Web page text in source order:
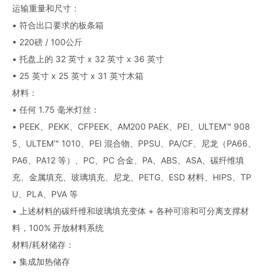
运输重量和尺寸：
• 符合出口要求的板条箱
• 220磅 / 100公斤
• 托盘上的 32 英寸 x 32 英寸 x 36 英寸
• 25 英寸 x 25 英寸 x 31 英寸木箱
材料：
• 任何 1.75 毫米灯丝：
• PEEK、PEKK、CFPEEK、AM200 PAEK、PEI、ULTEM™ 908
5、ULTEM™ 1010、PEI 混合物、PPSU、PA/CF、尼龙（PA66、
PA6、PA12 等）、PC、PC 合金、PA、ABS、ASA、碳纤维填
充、金属填充、玻璃填充、尼龙、PETG、ESD 材料、HIPS、TP
U、PLA、PVA 等
• 上述材料的碳纤维和玻璃填充变体 + 各种可溶和可分离支撑材
料，100% 开放材料系统
材料/耗材储存：
• 集成加热储存